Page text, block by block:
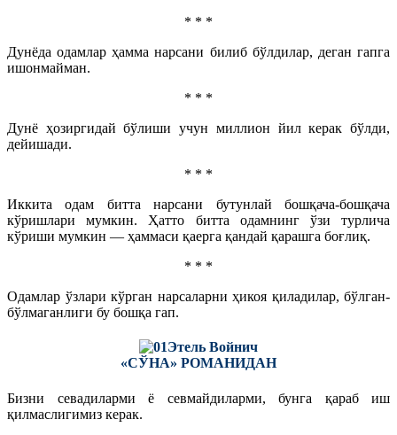
* * *
Дунёда одамлар ҳамма нарсани билиб бўлдилар, деган гапга
ишонмайман.
* * *
Дунё ҳозиргидай бўлиши учун миллион йил керак бўлди,
дейишади.
* * *
Иккита одам битта нарсани бутунлай бошқача-бошқача
кўришлари мумкин. Ҳатто битта одамнинг ўзи турлича
кўриши мумкин — ҳаммаси қаерга қандай қарашга боғлиқ.
* * *
Одамлар ўзлари кўрган нарсаларни ҳикоя қиладилар, бўлган-
бўлмаганлиги бу бошқа гап.
Этель Войнич
«СЎНА» РОМАНИДАН
Бизни севадиларми ё севмайдиларми, бунга қараб иш
қилмаслигимиз керак.